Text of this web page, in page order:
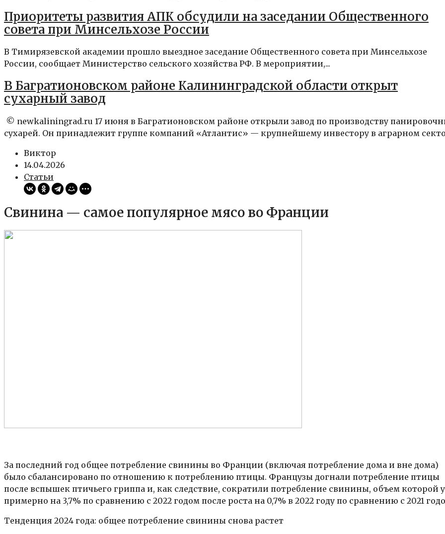
Приоритеты развития АПК обсудили на заседании Общественного
совета при Минсельхозе России
В Тимирязевской академии прошло выездное заседание Общественного совета при Минсельхозе
России, сообщает Министерство сельского хозяйства РФ. В мероприятии,...
В Багратионовском районе Калининградской области открыт
сухарный завод
© newkaliningrad.ru 17 июня в Багратионовском районе открыли завод по производству
сухарей. Он принадлежит группе компаний «Атлантис» — крупнейшему инвестору в аграрном
Виктор
14.04.2026
Статьи
Свинина — самое популярное мясо во Франции
За последний год общее потребление свинины во Франции (включая потребление дома и вне дома)
было сбалансировано по отношению к потреблению птицы. Французы догнали потребление птицы
после вспышек птичьего гриппа и, как следствие, сократили потребление свинины, объем которой
примерно на 3,7% по сравнению с 2022 годом после роста на 0,7% в 2022 году по сравнению с 2021
Тенденция 2024 года: общее потребление свинины снова растет